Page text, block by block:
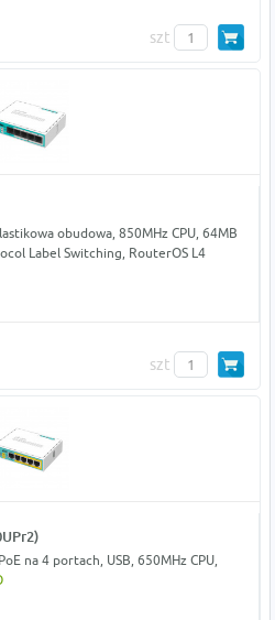
szt
obudowa, 850MHz CPU, 64MB
Label Switching, RouterOS L4
szt
na 4 portach, USB, 650MHz CPU,